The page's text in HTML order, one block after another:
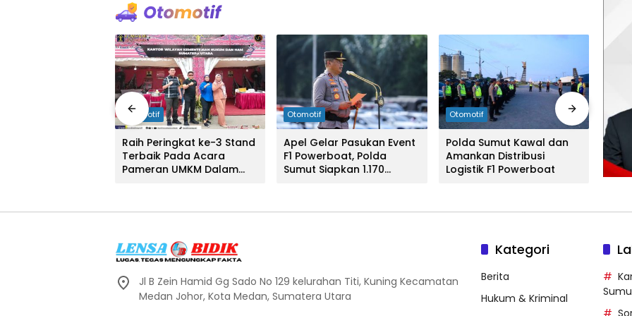
Otomotif
Raih Peringkat ke-3 Stand
Terbaik Pada Acara
Pameran UMKM Dalam
Danau Toba Tahun 2024
Otomotif
Apel Gelar Pasukan Event
F1 Powerboat, Polda
Sumut Siapkan 1.170
Otomotif
Polda Sumut Kawal dan
Amankan Distribusi
Logistik F1 Powerboat
Jl B Zein Hamid Gg Sado No 129 kelurahan Titi, Kuning Kecamatan
Medan Johor, Kota Medan, Sumatera Utara
Kategori
Berita
Hukum & Kriminal